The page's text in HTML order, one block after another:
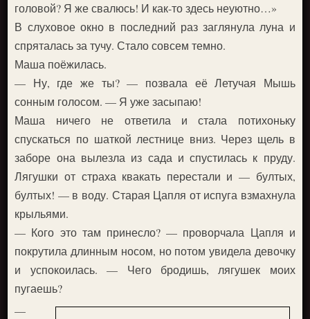
головой? Я же свалюсь! И как-то здесь неуютно…»
В слуховое окно в последний раз заглянула луна и
спряталась за тучу. Стало совсем темно.
Маша поёжилась.
— Ну, где же ты? — позвала её Летучая Мышь
сонным голосом. — Я уже засыпаю!
Маша ничего не ответила и стала потихоньку
спускаться по шаткой лестнице вниз. Через щель в
заборе она вылезла из сада и спустилась к пруду.
Лягушки от страха квакать перестали и — бултых,
бултых! — в воду. Старая Цапля от испуга взмахнула
крыльями.
— Кого это там принесло? — проворчала Цапля и
покрутила длинным носом, но потом увидела девочку
и успокоилась. — Чего бродишь, лягушек моих
пугаешь?
—